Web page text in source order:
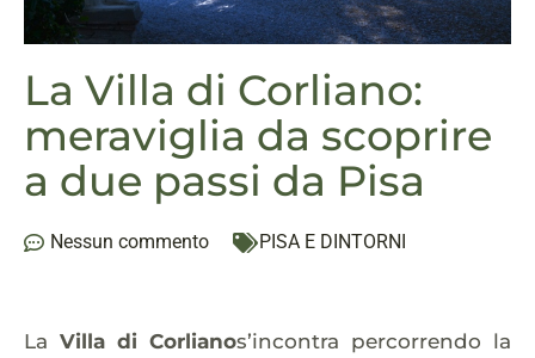
La Villa di Corliano:
meraviglia da scoprire
a due passi da Pisa
Nessun commento PISA E DINTORNI
La Villa di Corlianos’incontra percorrendo la